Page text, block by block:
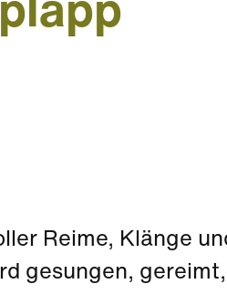
Reime, Klänge
gesungen,